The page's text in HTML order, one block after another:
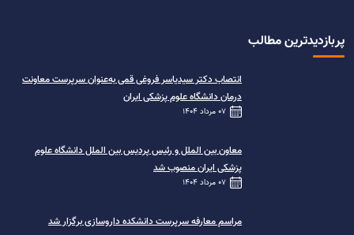
پربازدیدترین مطالب
انتصاب دکتر سیدیاسر فروغی قمی به‌عنوان سرپرست معاونت
درمان دانشگاه علوم پزشکی ایران
07 مرداد 1404
معاون بین الملل و رئیس پردیس بین الملل دانشگاه علوم
پزشکی ایران منصوب شد
07 مرداد 1404
مراسم معارفه سرپرست دانشکده داروسازی برگزار شد